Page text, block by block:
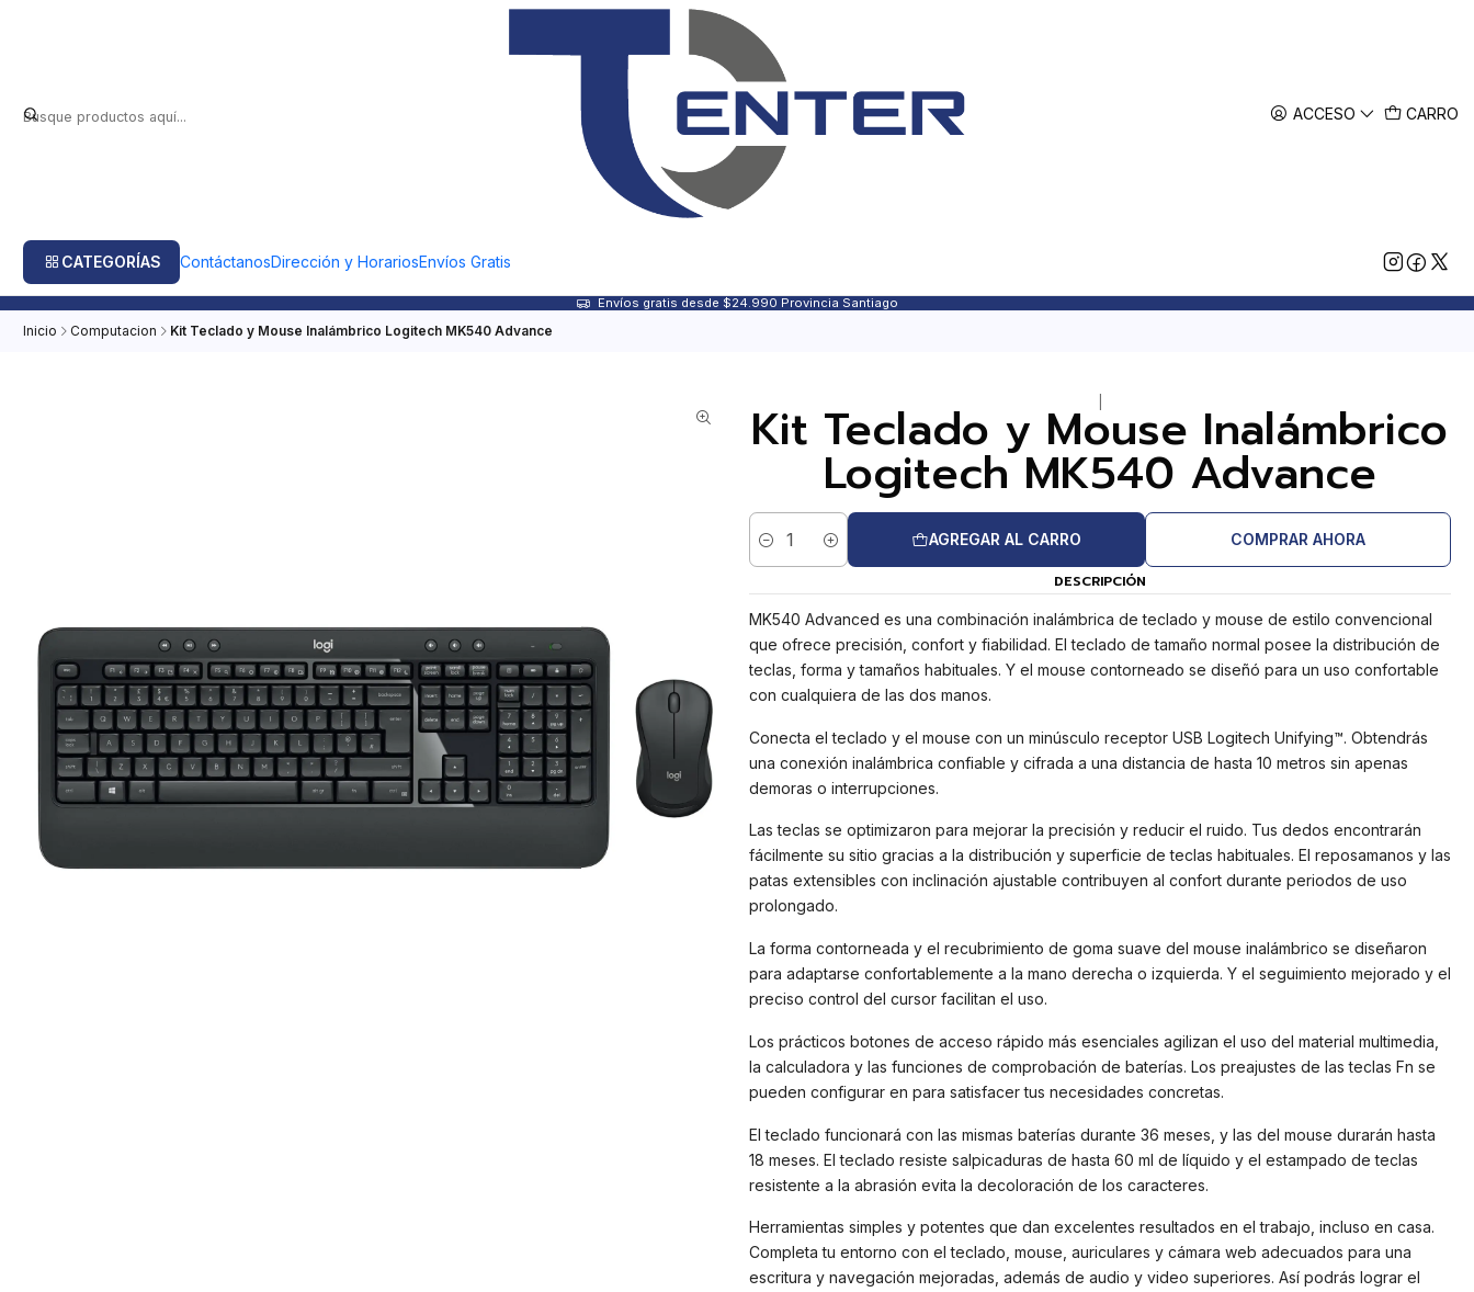
ACCESO CARRO
CATEGORÍAS ContáctanosDirección y HorariosEnvíos Gratis
Envíos gratis desde $24.990 Provincia Santiago
Inicio Computacion Kit Teclado y Mouse Inalámbrico Logitech MK540 Advance
Kit Teclado y Mouse Inalámbrico
Logitech MK540 Advance
Cantidad
AGREGAR AL CARRO COMPRAR AHORA
DESCRIPCIÓN
MK540 Advanced es una combinación inalámbrica de teclado y mouse de estilo convencional
que ofrece precisión, confort y fiabilidad. El teclado de tamaño normal posee la distribución de
teclas, forma y tamaños habituales. Y el mouse contorneado se diseñó para un uso confortable
con cualquiera de las dos manos.
Conecta el teclado y el mouse con un minúsculo receptor USB Logitech Unifying™. Obtendrás
una conexión inalámbrica confiable y cifrada a una distancia de hasta 10 metros sin apenas
demoras o interrupciones.
Las teclas se optimizaron para mejorar la precisión y reducir el ruido. Tus dedos encontrarán
fácilmente su sitio gracias a la distribución y superficie de teclas habituales. El reposamanos y las
patas extensibles con inclinación ajustable contribuyen al confort durante periodos de uso
prolongado.
La forma contorneada y el recubrimiento de goma suave del mouse inalámbrico se diseñaron
para adaptarse confortablemente a la mano derecha o izquierda. Y el seguimiento mejorado y el
preciso control del cursor facilitan el uso.
Los prácticos botones de acceso rápido más esenciales agilizan el uso del material multimedia,
la calculadora y las funciones de comprobación de baterías. Los preajustes de las teclas Fn se
pueden configurar en para satisfacer tus necesidades concretas.
El teclado funcionará con las mismas baterías durante 36 meses, y las del mouse durarán hasta
18 meses. El teclado resiste salpicaduras de hasta 60 ml de líquido y el estampado de teclas
resistente a la abrasión evita la decoloración de los caracteres.
Herramientas simples y potentes que dan excelentes resultados en el trabajo, incluso en casa.
Completa tu entorno con el teclado, mouse, auriculares y cámara web adecuados para una
escritura y navegación mejoradas, además de audio y video superiores. Así podrás lograr el